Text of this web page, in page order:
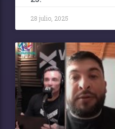
28 julio, 2025